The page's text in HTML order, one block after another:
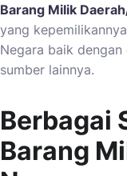
Barang Milik
yang
Negara baik
sumber lainnya.
Berbagai
Barang